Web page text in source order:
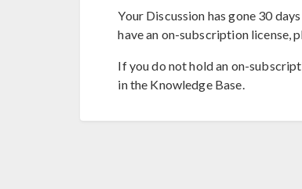
Your Discussion has gone 30
have an on-subscription license,
If you do not hold an on-
in the Knowledge Base.